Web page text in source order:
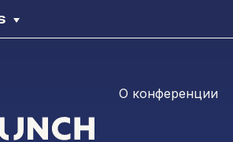
О конференции